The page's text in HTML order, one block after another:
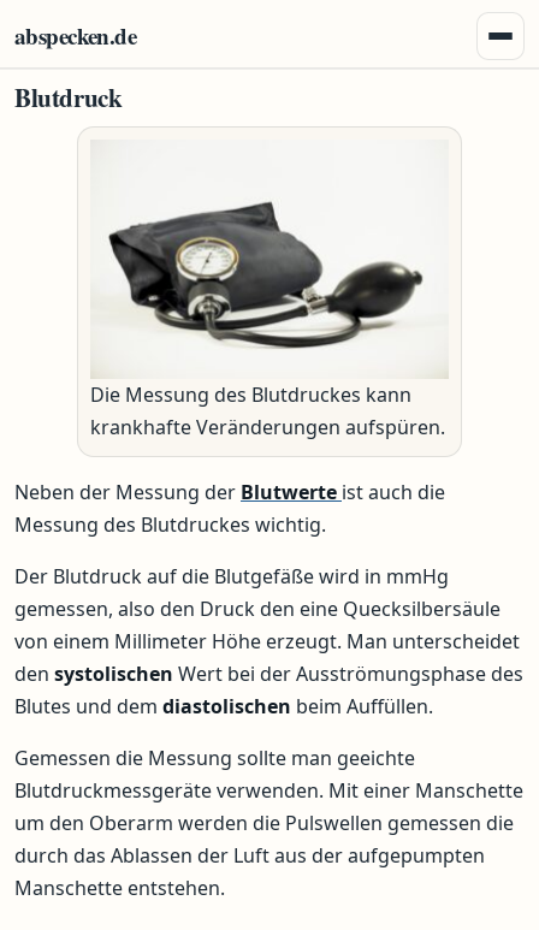
abspecken.de
Blutdruck
Die Messung des Blutdruckes kann
krankhafte Veränderungen aufspüren.
Neben der Messung der Blutwerte ist auch die
Messung des Blutdruckes wichtig.
Der Blutdruck auf die Blutgefäße wird in mmHg
gemessen, also den Druck den eine Quecksilbersäule
von einem Millimeter Höhe erzeugt. Man unterscheidet
den systolischen Wert bei der Ausströmungsphase des
Blutes und dem diastolischen beim Auffüllen.
Gemessen die Messung sollte man geeichte
Blutdruckmessgeräte verwenden. Mit einer Manschette
um den Oberarm werden die Pulswellen gemessen die
durch das Ablassen der Luft aus der aufgepumpten
Manschette entstehen.